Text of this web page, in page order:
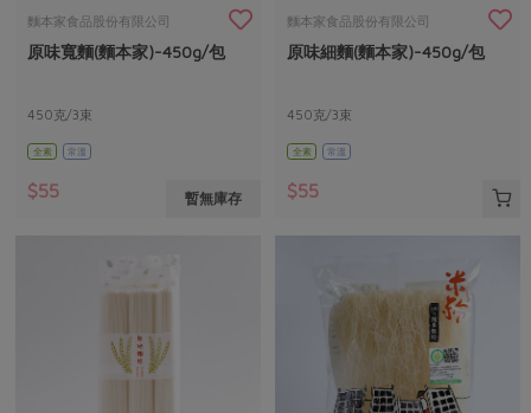
麵本家食品股份有限公司
原味寬麵(麵本家)-450g/包
450克/3束
全素 常溫
$55 暫無庫存
麵本家食品股份有限公司
原味細麵(麵本家)-450g/包
450克/3束
全素 常溫
$55